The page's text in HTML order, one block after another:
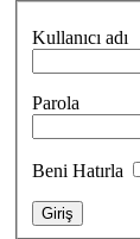
Kullanıcı adı
Parola
Beni Hatırla